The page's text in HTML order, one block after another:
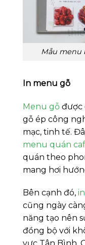
Mẫu menu
In menu gỗ
Menu gỗ được
gỗ ép công
mạc, tinh tế.
menu quán
quán theo
mang hơi
Bên cạnh đó,
cũng ngày
năng tạo nên
đồng bộ với